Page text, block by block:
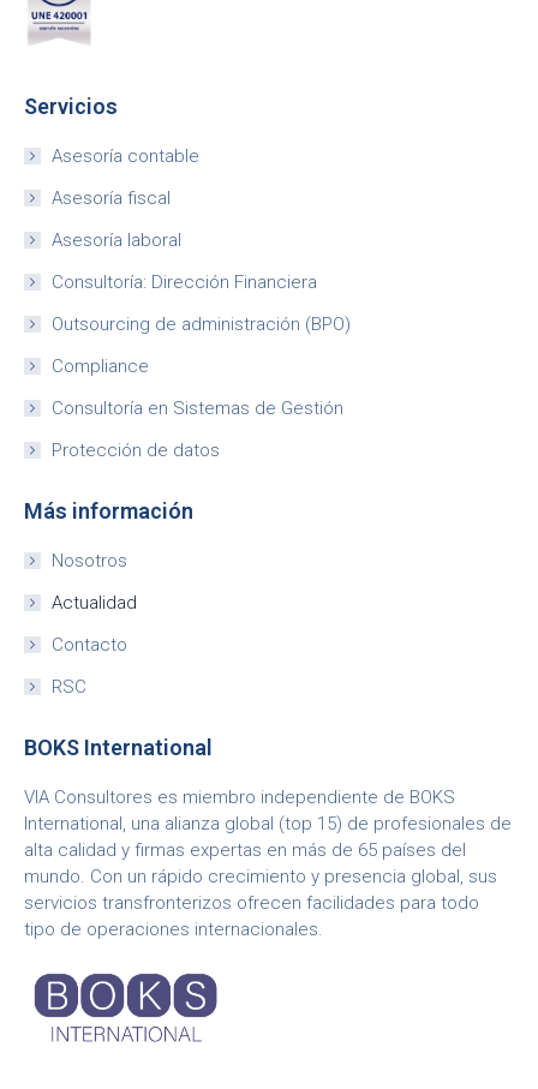
Servicios
Asesoría contable
Asesoría fiscal
Asesoría laboral
Consultoría: Dirección Financiera
Outsourcing de administración (BPO)
Compliance
Consultoría en Sistemas de Gestión
Protección de datos
Más información
Nosotros
Actualidad
Contacto
RSC
BOKS International
VIA Consultores es miembro independiente de BOKS
International, una alianza global (top 15) de profesionales de
alta calidad y firmas expertas en más de 65 países del
mundo. Con un rápido crecimiento y presencia global, sus
servicios transfronterizos ofrecen facilidades para todo
tipo de operaciones internacionales.